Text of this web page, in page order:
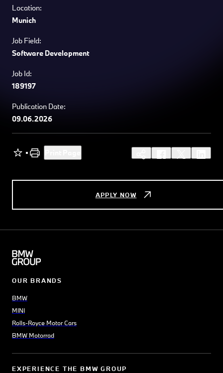
Location:
Munich
Job Field:
Software Development
Job Id:
189197
Publication Date:
09.06.2026
APPLY NOW
OUR BRANDS
BMW
MINI
Rolls-Royce Motor Cars
BMW Motorrad
EXPERIENCE THE BMW GROUP